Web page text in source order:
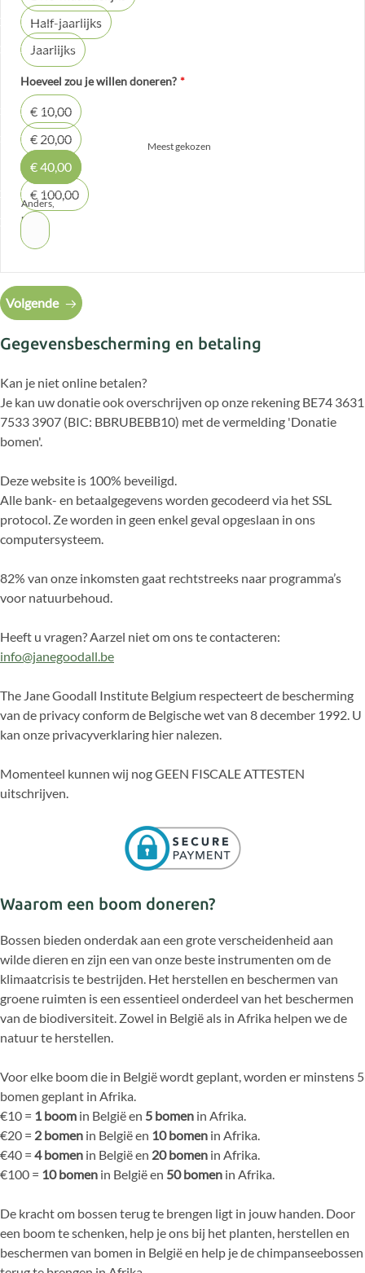
Half-jaarlijks
Jaarlijks
Hoeveel zou je willen doneren? *
€ 10,00
€ 20,00
Meest gekozen
€ 40,00
€ 100,00
Anders,
nl: €
Volgende
Gegevensbescherming en betaling
Kan je niet online betalen?
Je kan uw donatie ook overschrijven op onze rekening BE74 3631
7533 3907 (BIC: BBRUBEBB10) met de vermelding 'Donatie
bomen'.
Deze website is 100% beveiligd.
Alle bank- en betaalgegevens worden gecodeerd via het SSL
protocol. Ze worden in geen enkel geval opgeslaan in ons
computersysteem.
82% van onze inkomsten gaat rechtstreeks naar programma’s
voor natuurbehoud.
Heeft u vragen? Aarzel niet om ons te contacteren:
info@janegoodall.be
The Jane Goodall Institute Belgium respecteert de bescherming
van de privacy conform de Belgische wet van 8 december 1992. U
kan onze privacyverklaring hier nalezen.
Momenteel kunnen wij nog GEEN FISCALE ATTESTEN
uitschrijven.
Waarom een boom doneren?
Bossen bieden onderdak aan een grote verscheidenheid aan
wilde dieren en zijn een van onze beste instrumenten om de
klimaatcrisis te bestrijden. Het herstellen en beschermen van
groene ruimten is een essentieel onderdeel van het beschermen
van de biodiversiteit. Zowel in België als in Afrika helpen we de
natuur te herstellen.
Voor elke boom die in België wordt geplant, worden er minstens 5
bomen geplant in Afrika.
€10 = 1 boom in België en 5 bomen in Afrika.
€20 = 2 bomen in België en 10 bomen in Afrika.
€40 = 4 bomen in België en 20 bomen in Afrika.
€100 = 10 bomen in België en 50 bomen in Afrika.
De kracht om bossen terug te brengen ligt in jouw handen. Door
een boom te schenken, help je ons bij het planten, herstellen en
beschermen van bomen in België en help je de chimpanseebossen